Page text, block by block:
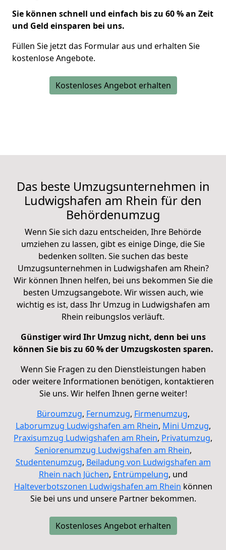
Sie können schnell und einfach bis zu 60 % an Zeit
und Geld einsparen bei uns.
Füllen Sie jetzt das Formular aus und erhalten Sie
kostenlose Angebote.
Kostenloses Angebot erhalten
Das beste Umzugsunternehmen in
Ludwigshafen am Rhein für den
Behördenumzug
Wenn Sie sich dazu entscheiden, Ihre Behörde
umziehen zu lassen, gibt es einige Dinge, die Sie
bedenken sollten. Sie suchen das beste
Umzugsunternehmen in Ludwigshafen am Rhein?
Wir können Ihnen helfen, bei uns bekommen Sie die
besten Umzugsangebote. Wir wissen auch, wie
wichtig es ist, dass Ihr Umzug in Ludwigshafen am
Rhein reibungslos verläuft.
Günstiger wird Ihr Umzug nicht, denn bei uns
können Sie bis zu 60 % der Umzugskosten sparen.
Wenn Sie Fragen zu den Dienstleistungen haben
oder weitere Informationen benötigen, kontaktieren
Sie uns. Wir helfen Ihnen gerne weiter!
Büroumzug, Fernumzug, Firmenumzug,
Laborumzug Ludwigshafen am Rhein, Mini Umzug,
Praxisumzug Ludwigshafen am Rhein, Privatumzug,
Seniorenumzug Ludwigshafen am Rhein,
Studentenumzug, Beiladung von Ludwigshafen am
Rhein nach Jüchen, Entrümpelung, und
Halteverbotszonen Ludwigshafen am Rhein können
Sie bei uns und unsere Partner bekommen.
Kostenloses Angebot erhalten